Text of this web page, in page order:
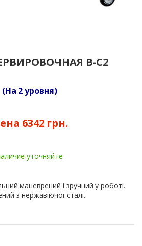
В-С2
(На 2 уровня)
6342 грн.
уточняйте
маневрений і зручний у роботі.
з нержавіючої сталі.